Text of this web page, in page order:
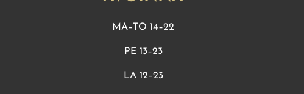
MA–TO 14–22
PE 13–23
LA 12–23